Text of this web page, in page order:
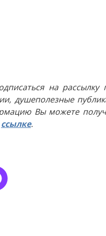
на
душеполезные
Вы можете
ссылке.